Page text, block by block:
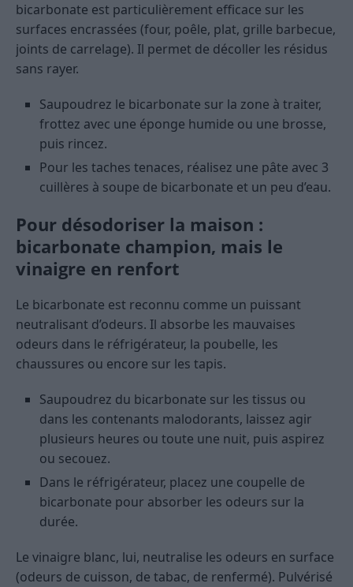
bicarbonate est particulièrement efficace sur les
surfaces encrassées (four, poêle, plat, grille barbecue,
joints de carrelage). Il permet de décoller les résidus
sans rayer.
Saupoudrez le bicarbonate sur la zone à traiter,
frottez avec une éponge humide ou une brosse,
puis rincez.
Pour les taches tenaces, réalisez une pâte avec 3
cuillères à soupe de bicarbonate et un peu d’eau.
Pour désodoriser la maison :
bicarbonate champion, mais le
vinaigre en renfort
Le bicarbonate est reconnu comme un puissant
neutralisant d’odeurs. Il absorbe les mauvaises
odeurs dans le réfrigérateur, la poubelle, les
chaussures ou encore sur les tapis.
Saupoudrez du bicarbonate sur les tissus ou
dans les contenants malodorants, laissez agir
plusieurs heures ou toute une nuit, puis aspirez
ou secouez.
Dans le réfrigérateur, placez une coupelle de
bicarbonate pour absorber les odeurs sur la
durée.
Le vinaigre blanc, lui, neutralise les odeurs en surface
(odeurs de cuisson, de tabac, de renfermé). Pulvérisé